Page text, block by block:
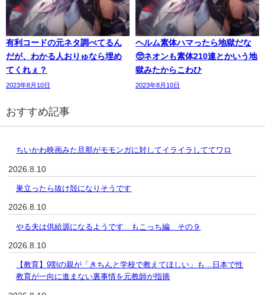
有利コードの元ネタ調べてるん
だが、わかる人おりゅなら埋め
てくれぇ？
2023年8月10日
ヘルム素体ハマったら地獄だな
🥺ネオンも素体210連とかいう地
獄みたからこわひ
2023年8月10日
おすすめ記事
ちいかわ映画みた旦那がモモンガに対してイライラしててワロ
2026.8.10
巣立ったら抜け殻になりそうです
2026.8.10
やる夫は供給源になるようです もこっち編 その９
2026.8.10
【教育】9割の親が「きちんと学校で教えてほしい」も…日本で性
教育が一向に進まない裏事情を元教師が指摘